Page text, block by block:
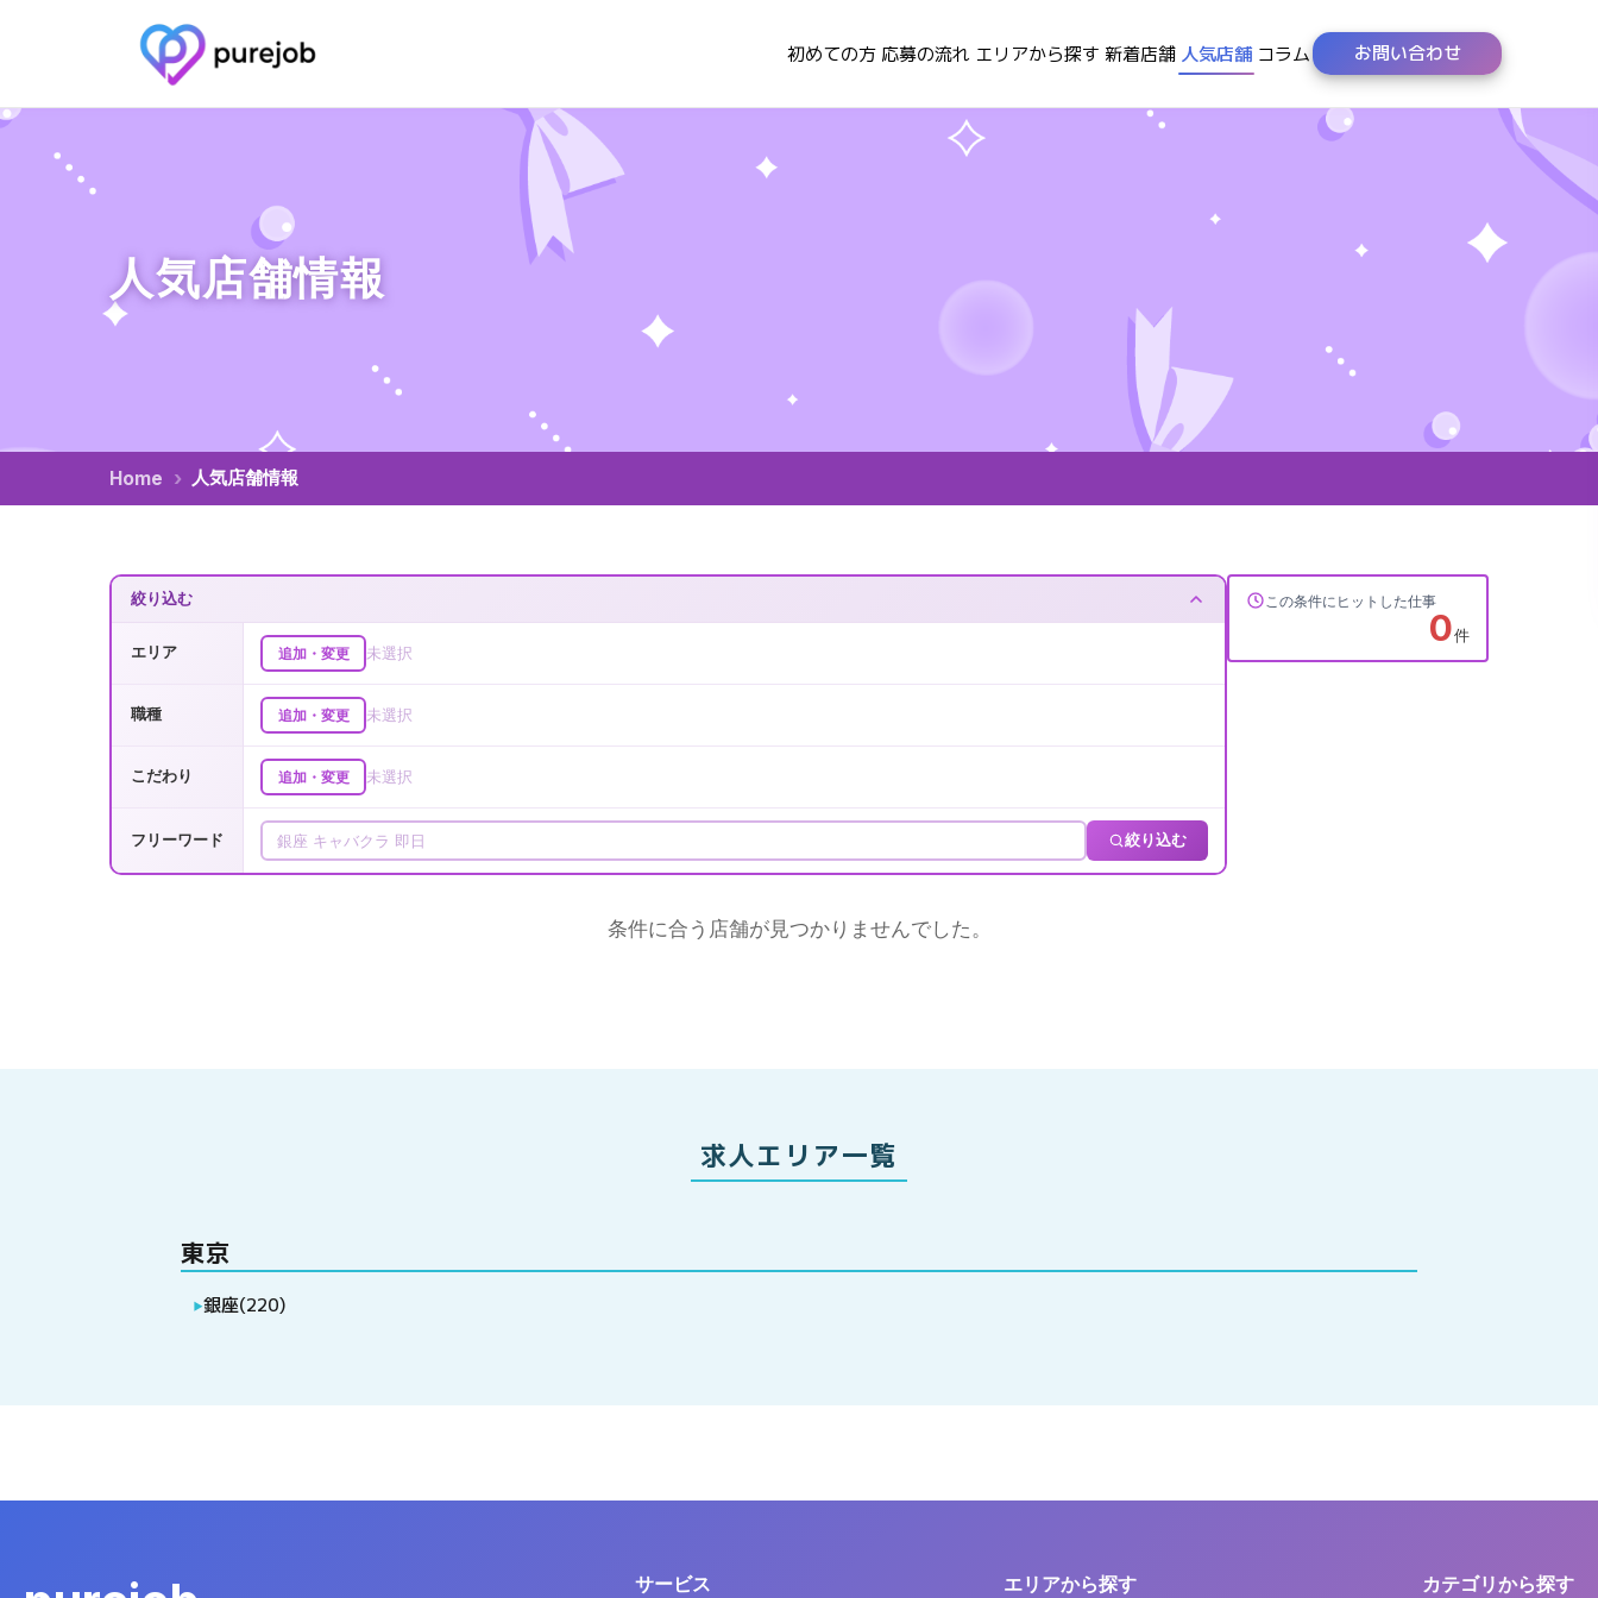
初めての方 応募の流れ エリアから探す 新着店舗 人気店舗 コラム お問い合わせ
人気店舗情報
Home 人気店舗情報
この条件にヒットした仕事 0 絞り込みを変更
絞り込む
エリア 追加・変更 未選択
職種 追加・変更 未選択
こだわり 追加・変更 未選択
フリーワード 絞り込む
この条件にヒットした仕事
0件
条件に合う店舗が見つかりませんでした。
求人エリア一覧
東京
▶銀座(220)
サービス エリアから探す カテゴリから探す